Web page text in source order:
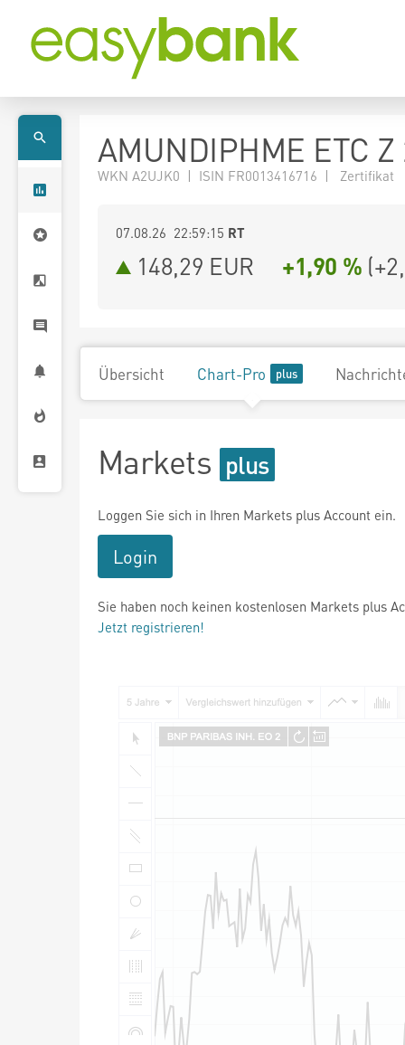
AMUNDIPHME ETC Z
WKN A2UJK0 | ISIN FR0013416716 | Zertifikat
07.08.26 22:59:15 RT
148,29 EUR +1,90 % (
Übersicht Chart-Pro
Markets
Loggen Sie sich in Ihren Markets plus Account ein.
Login
Sie haben noch keinen kostenlosen Markets plus
Jetzt registrieren!